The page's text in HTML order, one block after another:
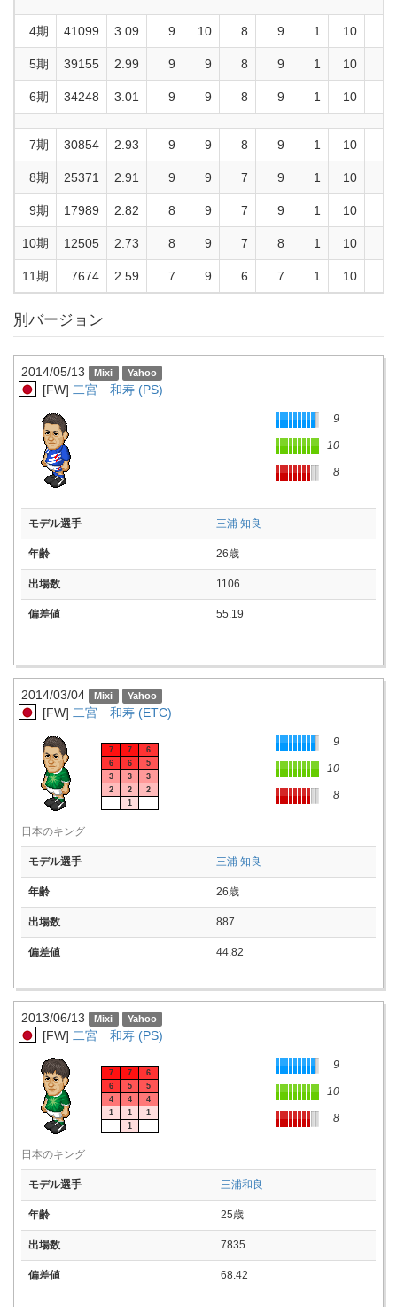
4期 41099 3.09 9 10 8 9 1 10
5期 39155 2.99 9 9 8 9 1 10
6期 34248 3.01 9 9 8 9 1 10
7期 30854 2.93 9 9 8 9 1 10
8期 25371 2.91 9 9 7 9 1 10
9期 17989 2.82 8 9 7 9 1 10
10期 12505 2.73 8 9 7 8 1 10
11期 7674 2.59 7 9 6 7 1 10
別バージョン
2014/05/13
[FW] 二宮 和寿 (PS)
9
10
8
モデル選手 三浦 知良
年齢 26歳
出場数 1106
偏差値 55.19
2014/03/04
[FW] 二宮 和寿 (ETC)
7 7
6
6
6
5
3
3
3
2
2
2
1
9
10
8
日本のキング
モデル選手 三浦 知良
年齢 26歳
出場数 887
偏差値 44.82
2013/06/13
[FW] 二宮 和寿 (PS)
7 7
6
6
5
5
4
4
4
1
1
1
1
9
10
8
日本のキング
モデル選手 三浦和良
年齢 25歳
出場数 7835
偏差値 68.42